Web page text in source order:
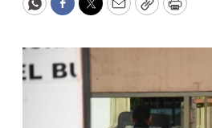
WhatsApp
Facebook
Twitter
EmailCopyPrint